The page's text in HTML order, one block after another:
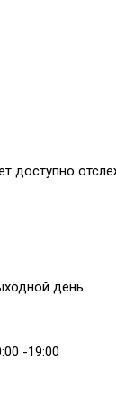
доступно
день
-19:00